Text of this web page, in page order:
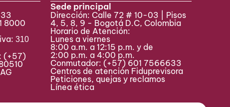
8000
310
(+57)
Sede principal
Dirección: Calle 72 # 10-03 | Pisos
4, 5, 8, 9 - Bogotá D.C, Colombia
Horario de Atención:
Lunes a viernes
8:00 a.m. a 12:15 p.m. y de
2:00 p.m. a 4:00 p.m.
Conmutador: (+57) 601 7566633
Centros de atención Fiduprevisora
Peticiones, quejas y reclamos
Línea ética